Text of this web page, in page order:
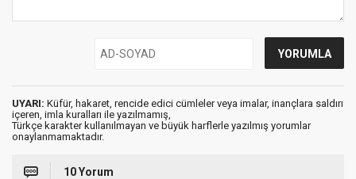
UYARI: Küfür, hakaret, rencide edici cümleler veya imalar, inançlara saldırı
içeren, imla kuralları ile yazılmamış,
Türkçe karakter kullanılmayan ve büyük harflerle yazılmış yorumlar
onaylanmamaktadır.
10 Yorum